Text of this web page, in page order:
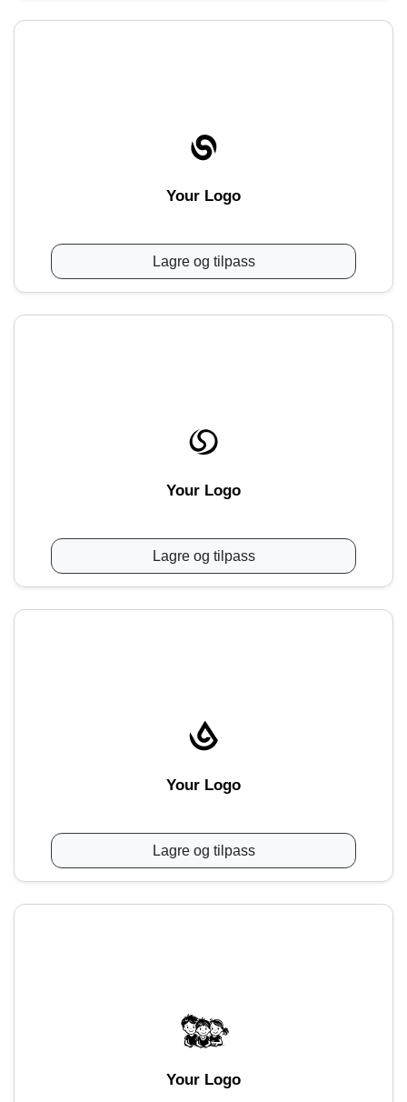
Your Logo
Lagre og tilpass
Your Logo
Lagre og tilpass
Your Logo
Lagre og tilpass
Your Logo